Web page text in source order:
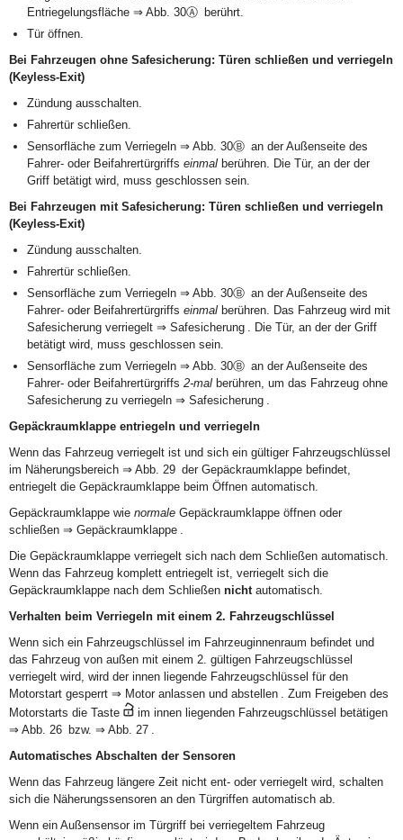
Entriegelungsfläche ⇒ Abb. 30Ⓐ berührt.
Tür öffnen.
Bei Fahrzeugen ohne Safesicherung: Türen schließen und verriegeln
(Keyless-Exit)
Zündung ausschalten.
Fahrertür schließen.
Sensorfläche zum Verriegeln ⇒ Abb. 30Ⓑ an der Außenseite des
Fahrer- oder Beifahrertürgriffs einmal berühren. Die Tür, an der der
Griff betätigt wird, muss geschlossen sein.
Bei Fahrzeugen mit Safesicherung: Türen schließen und verriegeln
(Keyless-Exit)
Zündung ausschalten.
Fahrertür schließen.
Sensorfläche zum Verriegeln ⇒ Abb. 30Ⓑ an der Außenseite des
Fahrer- oder Beifahrertürgriffs einmal berühren. Das Fahrzeug wird mit
Safesicherung verriegelt ⇒ Safesicherung . Die Tür, an der der Griff
betätigt wird, muss geschlossen sein.
Sensorfläche zum Verriegeln ⇒ Abb. 30Ⓑ an der Außenseite des
Fahrer- oder Beifahrertürgriffs 2-mal berühren, um das Fahrzeug ohne
Safesicherung zu verriegeln ⇒ Safesicherung .
Gepäckraumklappe entriegeln und verriegeln
Wenn das Fahrzeug verriegelt ist und sich ein gültiger Fahrzeugschlüssel
im Näherungsbereich ⇒ Abb. 29 der Gepäckraumklappe befindet,
entriegelt die Gepäckraumklappe beim Öffnen automatisch.
Gepäckraumklappe wie normale Gepäckraumklappe öffnen oder
schließen ⇒ Gepäckraumklappe .
Die Gepäckraumklappe verriegelt sich nach dem Schließen automatisch.
Wenn das Fahrzeug komplett entriegelt ist, verriegelt sich die
Gepäckraumklappe nach dem Schließen nichtautomatisch.
Verhalten beim Verriegeln mit einem 2. Fahrzeugschlüssel
Wenn sich ein Fahrzeugschlüssel im Fahrzeuginnenraum befindet und
das Fahrzeug von außen mit einem 2. gültigen Fahrzeugschlüssel
verriegelt wird, wird der innen liegende Fahrzeugschlüssel für den
Motorstart gesperrt ⇒ Motor anlassen und abstellen . Zum Freigeben des
Motorstarts die Taste
im innen liegenden Fahrzeugschlüssel betätigen
⇒ Abb. 26 bzw. ⇒ Abb. 27 .
Automatisches Abschalten der Sensoren
Wenn das Fahrzeug längere Zeit nicht ent- oder verriegelt wird, schalten
sich die Näherungssensoren an den Türgriffen automatisch ab.
Wenn ein Außensensor im Türgriff bei verriegeltem Fahrzeug